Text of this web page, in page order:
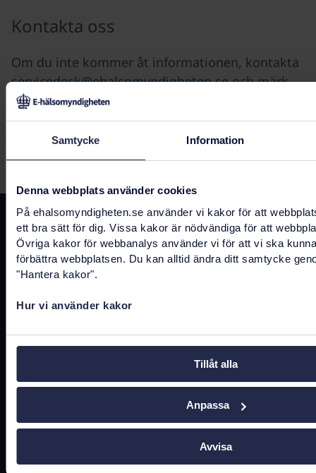
Samtycke Information
Denna webbplats använder cookies
På ehalsomyndigheten.se använder vi kakor för att
ett bra sätt för dig. Vissa kakor är nödvändiga för att
Övriga kakor för webbanalys använder vi för att vi ska
förbättra webbplatsen. Du kan alltid ändra ditt samtycke
"Hantera kakor".
Hur vi använder kakor
Tillåt alla
Anpassa
Avvisa
Kontakta oss
Om du inte kommer åt informationen, kontakta
servicedesk@ehalsomyndigheten.seoch märk
ärendet ”åtkomst samverkansyta”.
Senast uppdaterad: 16 september 2025
Kontakta oss
registrator@ehalsomyndigheten.se
Tel.010-458 62 00(växel)